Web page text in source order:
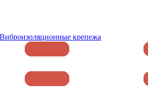
Виброизоляционные крепежа